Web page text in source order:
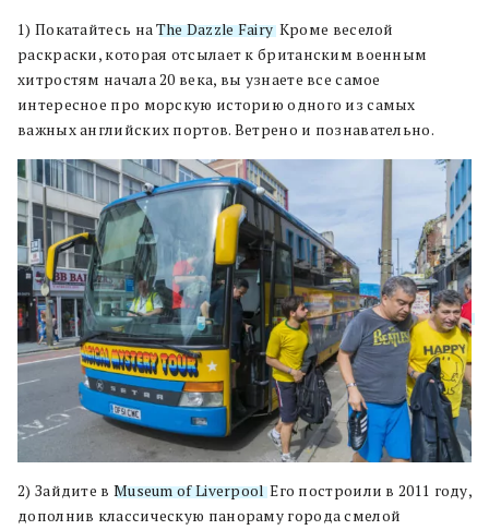
1) Покатайтесь наThe Dazzle Fairy. Кроме веселой
раскраски, которая отсылает к британским военным
хитростям начала 20 века, вы узнаете все самое
интересное про морскую историю одного из самых
важных английских портов. Ветрено и познавательно.
2) Зайдите в Museum of Liverpool. Его построили в 2011 году,
дополнив классическую панораму города смелой